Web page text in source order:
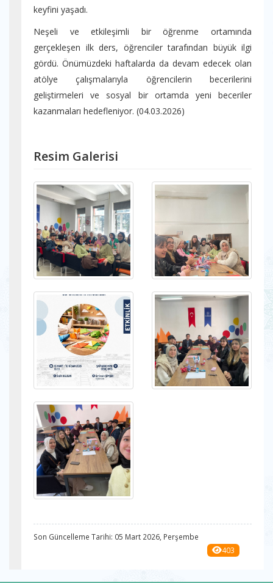
keyfini yaşadı.
Neşeli ve etkileşimli bir öğrenme ortamında
gerçekleşen ilk ders, öğrenciler tarafından büyük ilgi
gördü. Önümüzdeki haftalarda da devam edecek olan
atölye çalışmalarıyla öğrencilerin becerilerini
geliştirmeleri ve sosyal bir ortamda yeni beceriler
kazanmaları hedefleniyor. (04.03.2026)
Resim Galerisi
Son Güncelleme Tarihi: 05 Mart 2026, Perşembe
403